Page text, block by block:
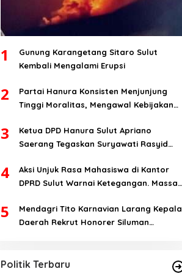
1
Gunung Karangetang Sitaro Sulut
Kembali Mengalami Erupsi
2
Partai Hanura Konsisten Menjunjung
Tinggi Moralitas, Mengawal Kebijakan
Keadilan Sosial
3
Ketua DPD Hanura Sulut Apriano
Saerang Tegaskan Suryawati Rasyid
Bendahara Periode 2026-2031
4
Aksi Unjuk Rasa Mahasiswa di Kantor
DPRD Sulut Warnai Ketegangan. Massa
Hanya Ada Satu Kata, Lawan!!
5
Mendagri Tito Karnavian Larang Kepala
Daerah Rekrut Honorer Siluman
Politik Terbaru
Di Berita, Politik, Sulut